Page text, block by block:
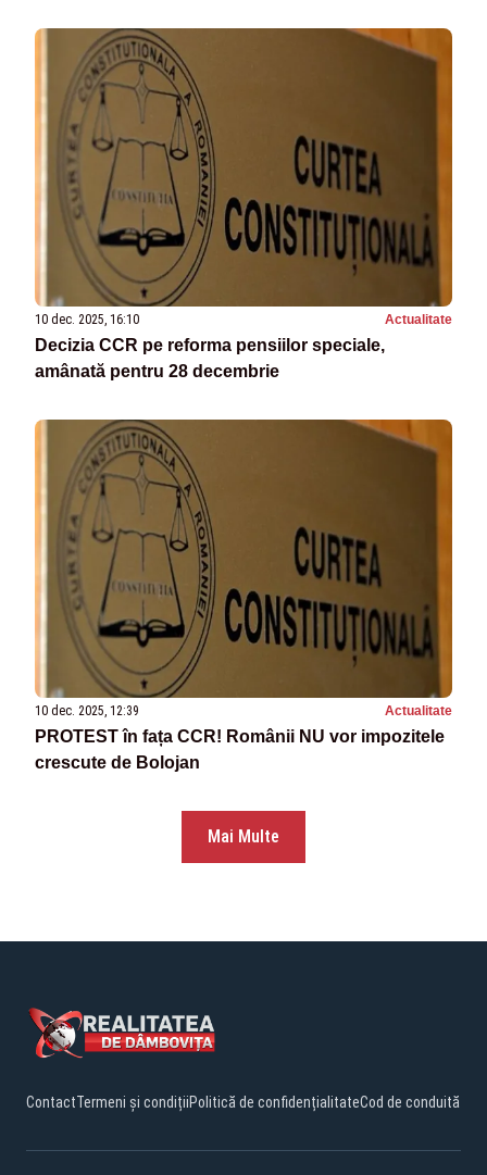
10 dec. 2025, 16:10 Actualitate
Decizia CCR pe reforma pensiilor speciale,
amânată pentru 28 decembrie
10 dec. 2025, 12:39 Actualitate
PROTEST în fața CCR! Românii NU vor impozitele
crescute de Bolojan
Mai Multe
ContactTermeni și condițiiPolitică de confidențialitateCod de conduită